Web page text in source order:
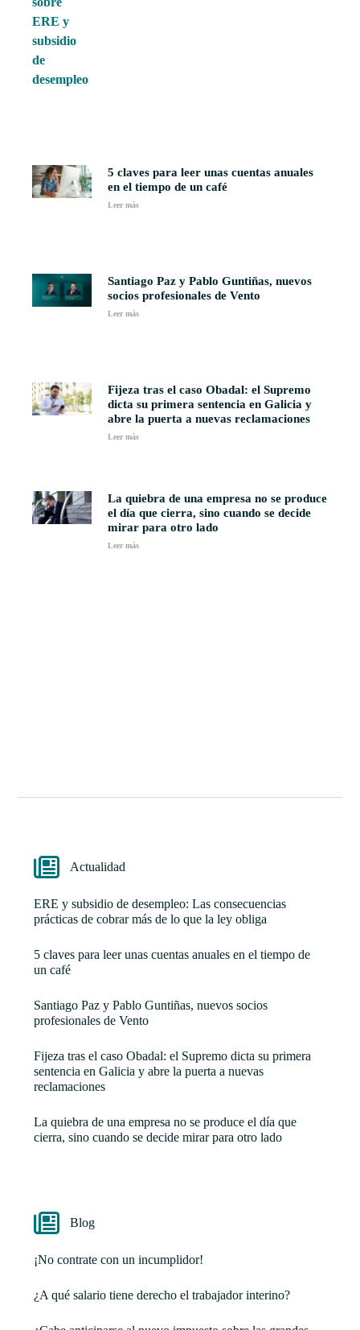
5 claves para leer unas cuentas anuales
en el tiempo de un café
Leer más
Santiago Paz y Pablo Guntiñas, nuevos
socios profesionales de Vento
Leer más
Fijeza tras el caso Obadal: el Supremo
dicta su primera sentencia en Galicia y
abre la puerta a nuevas reclamaciones
Leer más
La quiebra de una empresa no se produce
el día que cierra, sino cuando se decide
mirar para otro lado
Leer más
Actualidad
ERE y subsidio de desempleo: Las consecuencias
prácticas de cobrar más de lo que la ley obliga
5 claves para leer unas cuentas anuales en el tiempo de
un café
Santiago Paz y Pablo Guntiñas, nuevos socios
profesionales de Vento
Fijeza tras el caso Obadal: el Supremo dicta su primera
sentencia en Galicia y abre la puerta a nuevas
reclamaciones
La quiebra de una empresa no se produce el día que
cierra, sino cuando se decide mirar para otro lado
Blog
¡No contrate con un incumplidor!
¿A qué salario tiene derecho el trabajador interino?